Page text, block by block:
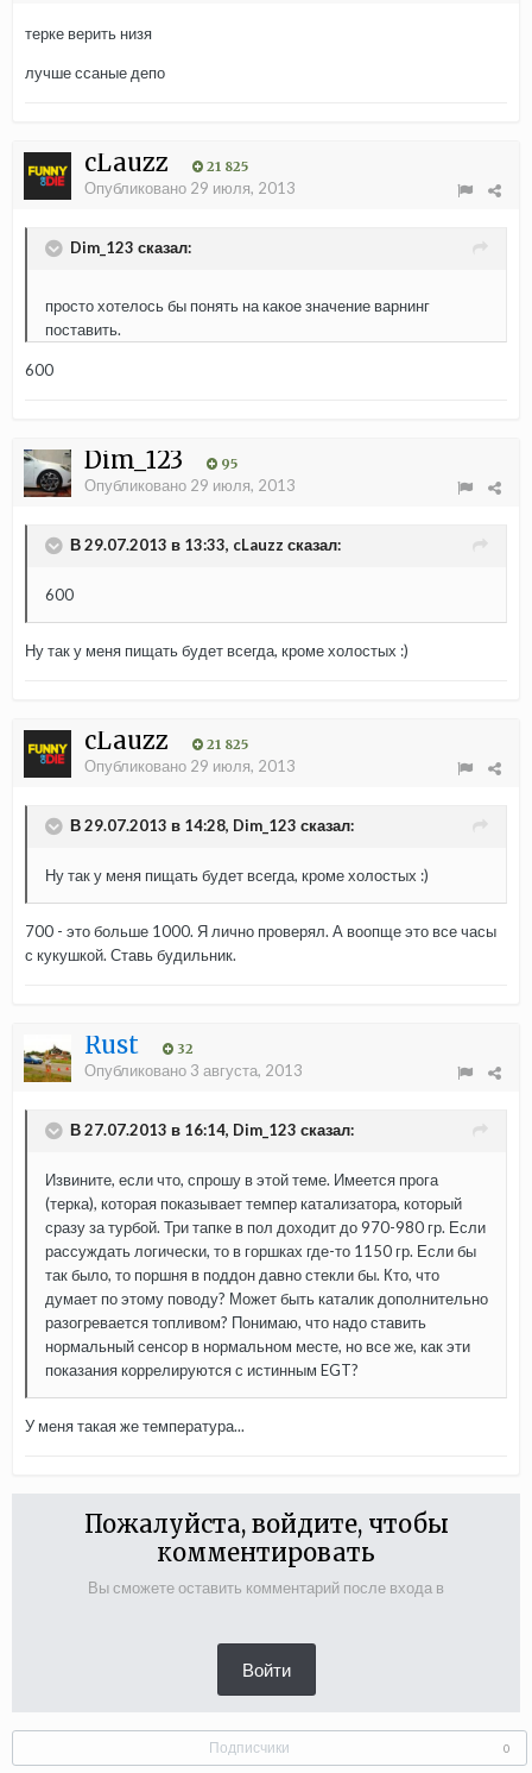
терке верить низя
лучше ссаные депо
cLauzz 21 825
Опубликовано 29 июля, 2013
Dim_123 сказал:
просто хотелось бы понять на какое значение варнинг
поставить.
600
Dim_123 95
Опубликовано 29 июля, 2013
В 29.07.2013 в 13:33, cLauzz сказал:
600
Ну так у меня пищать будет всегда, кроме холостых :)
cLauzz 21 825
Опубликовано 29 июля, 2013
В 29.07.2013 в 14:28, Dim_123 сказал:
Ну так у меня пищать будет всегда, кроме холостых :)
700 - это больше 1000. Я лично проверял. А воопще это все часы
с кукушкой. Ставь будильник.
Rust 32
Опубликовано 3 августа, 2013
В 27.07.2013 в 16:14, Dim_123 сказал:
Извините, если что, спрошу в этой теме. Имеется прога
(терка), которая показывает темпер катализатора, который
сразу за турбой. Три тапке в пол доходит до 970-980 гр. Если
рассуждать логически, то в горшках где-то 1150 гр. Если бы
так было, то поршня в поддон давно стекли бы. Кто, что
думает по этому поводу? Может быть каталик дополнительно
разогревается топливом? Понимаю, что надо ставить
нормальный сенсор в нормальном месте, но все же, как эти
показания коррелируются с истинным EGT?
У меня такая же температура...
Пожалуйста, войдите, чтобы
комментировать
Вы сможете оставить комментарий после входа в
Войти
Подписчики 0